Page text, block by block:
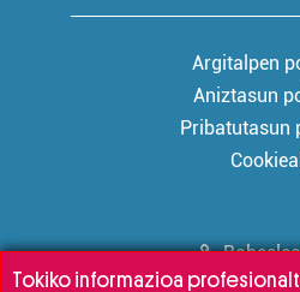
Argitalpen
Aniztasun
Pribatutasun
Tokiko informazioa